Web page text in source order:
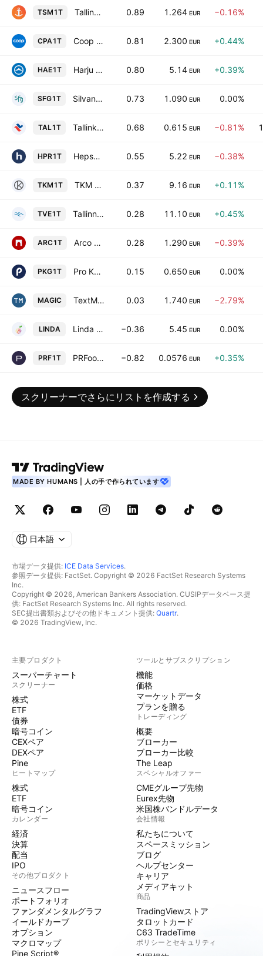
TSM1T Tallinna Sadam AS 0.89 1.264 EUR −0.16%
CPA1T Coop Pank AS 0.81 2.300 EUR +0.44%
HAE1T Harju Elekter Group AS 0.80 5.14 EUR +0.39%
SFG1T Silvano Fashion Group AS 0.73 1.090 EUR 0.00%
TAL1T Tallink Grupp AS 0.68 0.615 EUR −0.81%
HPR1T Hepsor AS 0.55 5.22 EUR −0.38%
TKM1T TKM Grupp AS 0.37 9.16 EUR +0.11%
TVE1T Tallinna Vesi AS Class A 0.28 11.10 EUR +0.45%
ARC1T Arco Vara AS 0.28 1.290 EUR −0.39%
PKG1T Pro Kapital Grupp AS 0.15 0.650 EUR 0.00%
MAGIC TextMagic AS 0.03 1.740 EUR −2.79%
LINDA Linda Nektar AS −0.36 5.45 EUR 0.00%
PRF1T PRFoods AS −0.82 0.0576 EUR +0.35%
スクリーナーでさらにリストを作成する
MADE BY HUMANS | 人の手で作られています
日本語
市場データ提供: ICE Data Services.
参照データ提供: FactSet. Copyright © 2026 FactSet Research Systems
Inc.
Copyright © 2026, American Bankers Association. CUSIPデータベース提
供: FactSet Research Systems Inc. All rights reserved.
SEC提出書類およびその他ドキュメント提供: Quartr.
© 2026 TradingView, Inc.
主要プロダクト
スーパーチャート
スクリーナー
株式
ETF
債券
暗号コイン
CEXペア
DEXペア
Pine
ヒートマップ
株式
ETF
暗号コイン
カレンダー
経済
決算
配当
IPO
その他プロダクト
ニュースフロー
ポートフォリオ
ファンダメンタルグラフ
イールドカーブ
オプション
マクロマップ
Pine Script®
ツールとサブスクリプション
機能
価格
マーケットデータ
プランを贈る
トレーディング
概要
ブローカー
ブローカー比較
The Leap
スペシャルオファー
CMEグループ先物
Eurex先物
米国株バンドルデータ
会社情報
私たちについて
スペースミッション
ブログ
ヘルプセンター
キャリア
メディアキット
商品
TradingViewストア
タロットカード
C63 TradeTime
ポリシーとセキュリティ